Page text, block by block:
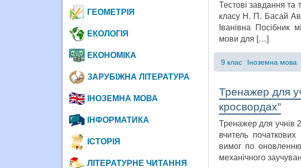
Тестові завдання та
класу Н. П. Басай
Іванівна Посібник
мови для […]
9 клас Іноземна мова
Тренажер для
кросвордах”
Тренажер для учнів
вчитель
вимог по оновленню
механічного
ГЕОМЕТРІЯ
ЕКОЛОГІЯ
ЕКОНОМІКА
ЗАРУБІЖНА ЛІТЕРАТУРА
ІНОЗЕМНА МОВА
ІНФОРМАТИКА
ІСТОРІЯ
ЛІТЕРАТУРНЕ ЧИТАННЯ